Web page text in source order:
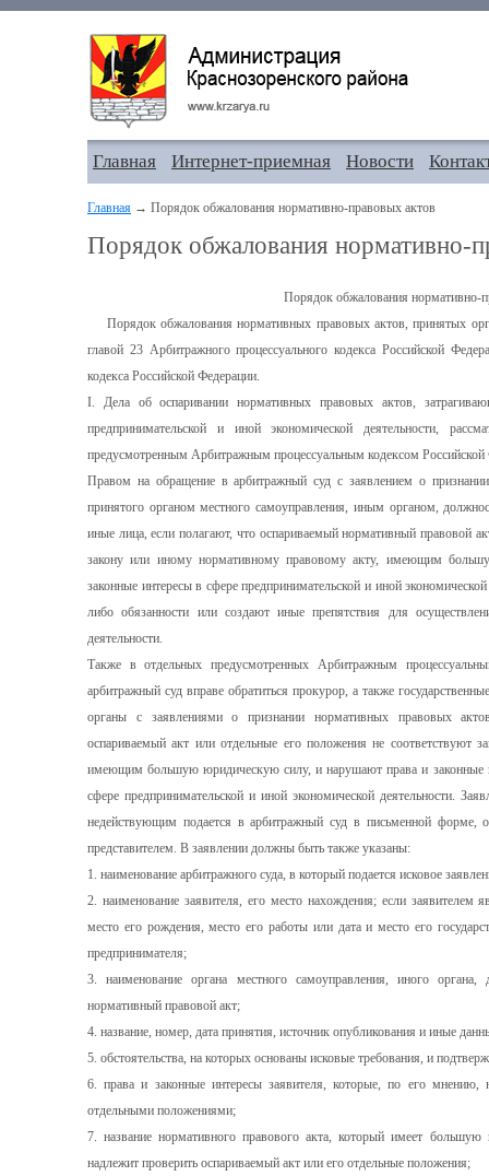
Главная Интернет-приемная Новости
Главная → Порядок обжалования нормативно-правовых актов
Порядок обжалования нормативно-
Порядок обжалования нормативно-
Порядок обжалования нормативных правовых актов, принятых
главой 23 Арбитражного процессуального кодекса Российской
кодекса Российской Федерации.
I. Дела об оспаривании нормативных правовых актов,
предпринимательской и иной экономической деятельности,
предусмотренным Арбитражным процессуальным кодексом
Правом на обращение в арбитражный суд с заявлением о
принятого органом местного самоуправления, иным органом,
иные лица, если полагают, что оспариваемый нормативный правовой
закону или иному нормативному правовому акту, имеющим
законные интересы в сфере предпринимательской и иной
либо обязанности или создают иные препятствия для
деятельности.
Также в отдельных предусмотренных Арбитражным
арбитражный суд вправе обратиться прокурор, а также
органы с заявлениями о признании нормативных правовых
оспариваемый акт или отдельные его положения не соответствуют
имеющим большую юридическую силу, и нарушают права и законные
сфере предпринимательской и иной экономической деятельности.
недействующим подается в арбитражный суд в письменной форме,
представителем. В заявлении должны быть также указаны:
1. наименование арбитражного суда, в который подается исковое
2. наименование заявителя, его место нахождения; если заявителем
место его рождения, место его работы или дата и место его
предпринимателя;
3. наименование органа местного самоуправления, иного
нормативный правовой акт;
4. название, номер, дата принятия, источник опубликования и иные
5. обстоятельства, на которых основаны исковые требования, и
6. права и законные интересы заявителя, которые, по его
отдельными положениями;
7. название нормативного правового акта, который имеет
надлежит проверить оспариваемый акт или его отдельные положения;